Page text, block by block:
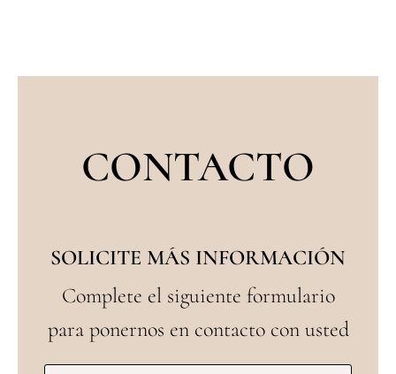
CONTACTO
SOLICITE MÁS INFORMACIÓN
Complete el siguiente formulario
para ponernos en contacto con usted